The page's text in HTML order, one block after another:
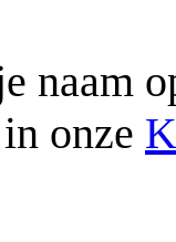
naam
onze